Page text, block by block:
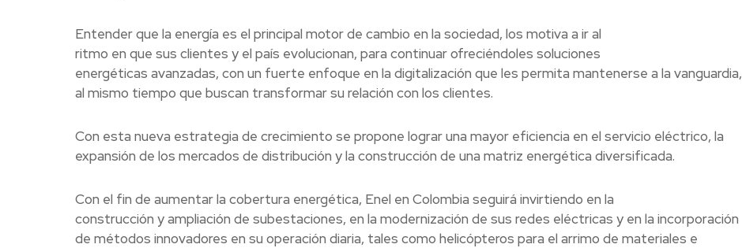
Entender que la energía es el principal motor de cambio en la sociedad, los motiva a ir al
ritmo en que sus clientes y el país evolucionan, para continuar ofreciéndoles soluciones
energéticas avanzadas, con un fuerte enfoque en la digitalización que les permita mantenerse a la vanguardia,
al mismo tiempo que buscan transformar su relación con los clientes.
Con esta nueva estrategia de crecimiento se propone lograr una mayor eficiencia en el servicio eléctrico, la
expansión de los mercados de distribución y la construcción de una matriz energética diversificada.
Con el fin de aumentar la cobertura energética, Enel en Colombia seguirá invirtiendo en la
construcción y ampliación de subestaciones, en la modernización de sus redes eléctricas y en la incorporación
de métodos innovadores en su operación diaria, tales como helicópteros para el arrimo de materiales e